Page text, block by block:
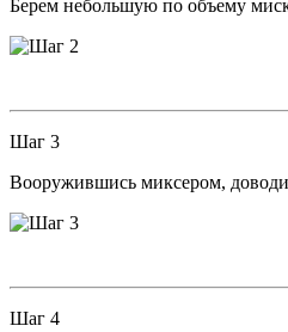
Берем небольшую по объему
Шаг 3
Вооружившись миксером,
Шаг 4